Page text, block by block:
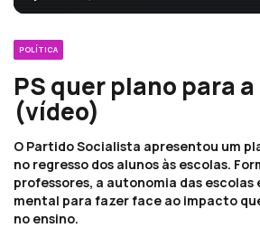
POLÍTICA
PS quer plano para
(vídeo)
O Partido Socialista apresentou um
no regresso dos alunos às escolas.
professores, a autonomia das escolas
mental para fazer face ao impacto
no ensino.